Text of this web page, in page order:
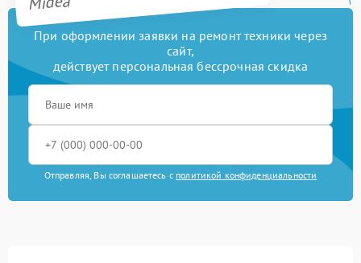
При оформлении заявки на ремонт техники через
сайт,
действует персональная бессрочная скидка
Отправляя, Вы соглашаетесь с политикой конфиденциальности